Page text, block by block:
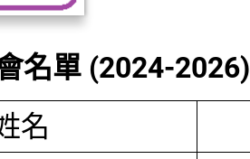
名單 (2024-2026)
名